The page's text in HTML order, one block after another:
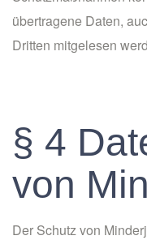
übertragene Daten,
Dritten mitgelesen
§ 4
von
Der Schutz von